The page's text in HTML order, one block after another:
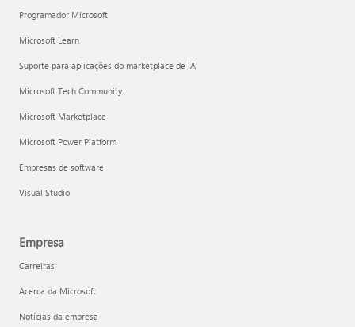
Programador Microsoft
Microsoft Learn
Suporte para aplicações do marketplace de IA
Microsoft Tech Community
Microsoft Marketplace
Microsoft Power Platform
Empresas de software
Visual Studio
Empresa
Carreiras
Acerca da Microsoft
Notícias da empresa